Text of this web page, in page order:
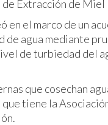
de Extracción de
en el marco de un
de agua mediante
de turbiedad del
que cosechan
tiene la